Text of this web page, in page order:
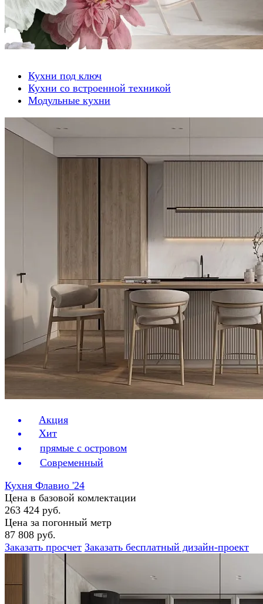
Кухни под ключ
Кухни со встроенной техникой
Модульные кухни
Акция
Хит
прямые с островом
Современный
Кухня Флавио '24
Цена в базовой комлектации
263 424 руб.
Цена за погонный метр
87 808 руб.
Заказать просчет Заказать бесплатный дизайн-проект